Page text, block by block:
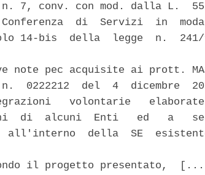
7, conv. con mod. dalla L.
di  Servizi  in
14-bis  della  legge  n.  241/
note pec acquisite ai prott.
n.  0222212  del  4  dicembre
volontarie
di  alcuni  Enti   ed   a
all'interno  della  SE
il progetto presentato,